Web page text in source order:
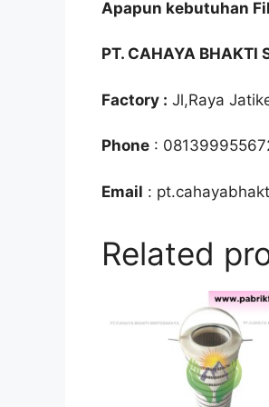
Apapun kebutuhan
PT. CAHAYA BHAKTI
Factory : Jl,Raya
Phone :
Email :
Related